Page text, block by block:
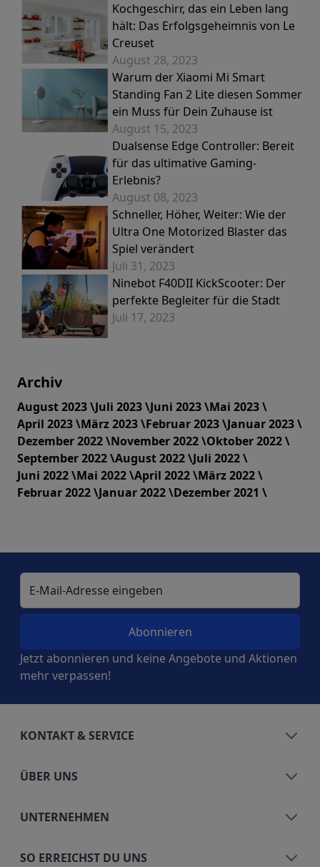
Kochgeschirr, das ein Leben lang
hält: Das Erfolgsgeheimnis von Le
Creuset
August 28, 2023
Warum der Xiaomi Mi Smart
Standing Fan 2 Lite diesen Sommer
ein Muss für Dein Zuhause ist
August 15, 2023
Dualsense Edge Controller: Bereit
für das ultimative Gaming-
Erlebnis?
August 08, 2023
Schneller, Höher, Weiter: Wie der
Ultra One Motorized Blaster das
Spiel verändert
Juli 31, 2023
Ninebot F40DII KickScooter: Der
perfekte Begleiter für die Stadt
Juli 17, 2023
Archiv
August 2023 \Juli 2023 \Juni 2023 \Mai 2023 \
April 2023 \März 2023 \Februar 2023 \Januar 2023 \
Dezember 2022 \November 2022 \Oktober 2022 \
September 2022 \August 2022 \Juli 2022 \
Juni 2022 \Mai 2022 \April 2022 \März 2022 \
Februar 2022 \Januar 2022 \Dezember 2021 \
E-Mail-Adresse
Jetzt abonnieren und keine Angebote und Aktionen
mehr verpassen!
KONTAKT & SERVICE
ÜBER UNS
UNTERNEHMEN
SO ERREICHST DU UNS